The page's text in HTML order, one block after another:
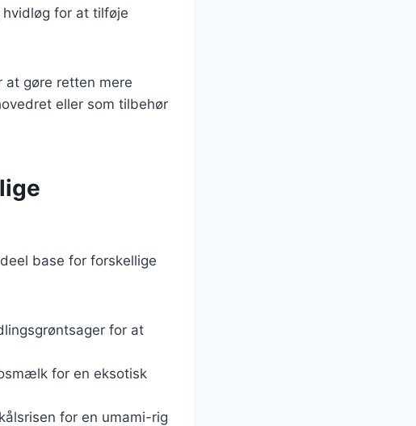
for at tilføje
at gøre retten mere
eller som tilbehør
base for forskellige
for at
for en eksotisk
for en umami-rig